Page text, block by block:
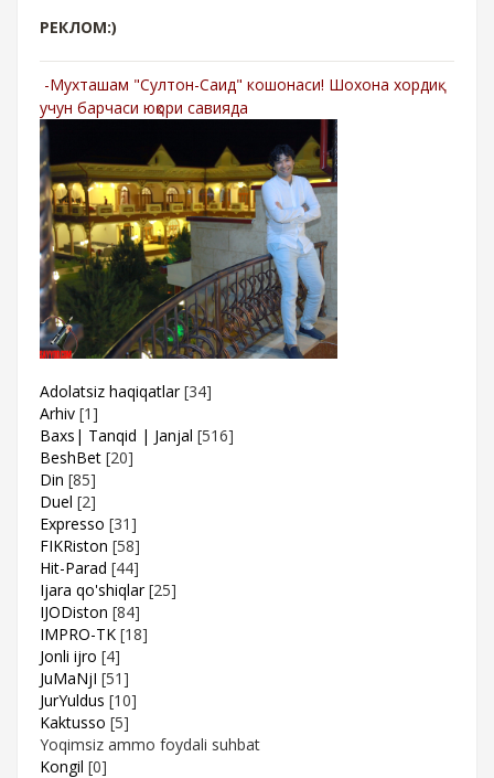
РЕКЛОМ:)
-Мухташам "Султон-Саид" кошонаси! Шохона хордиқ
учун барчаси юқори савияда
Adolatsiz haqiqatlar [34]
Arhiv [1]
Baxs| Tanqid | Janjal [516]
BeshBet [20]
Din [85]
Duel [2]
Expresso [31]
FIKRiston [58]
Hit-Parad [44]
Ijara qo'shiqlar [25]
IJODiston [84]
IMPRO-TK [18]
Jonli ijro [4]
JuMaNjI [51]
JurYuldus [10]
Kaktusso [5]
Yoqimsiz ammo foydali suhbat
Kongil [0]